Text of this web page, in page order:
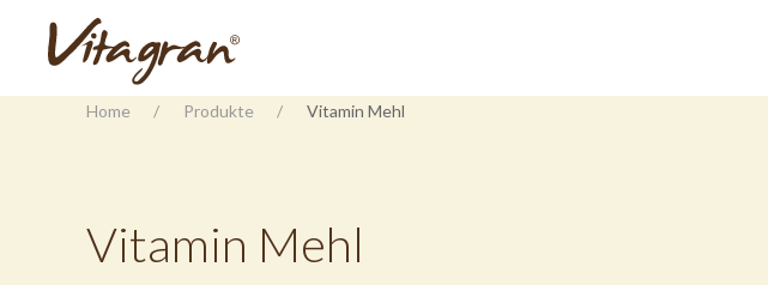
Home Produkte Vitamin Mehl
Vitamin Mehl